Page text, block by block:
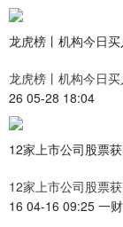
龙虎榜丨机构今日
龙虎榜丨机构今日
26 05-28 18:04
12家上市公司股票
12家上市公司股票
16 04-16 09:25 一